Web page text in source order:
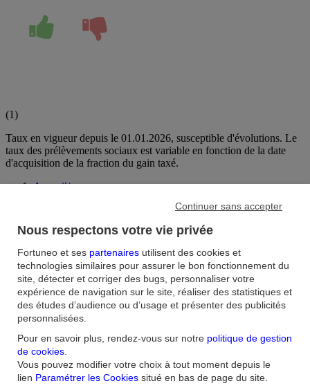
(1)
Taux en vigueur depuis le 01.01.2026, susceptible d'évolutions. Le
taux des prélèvements sociaux est variable en fonction de la date
d'acquisition de la fraction du gain taxé.
Accueil/
Quelle fiscalité en cas de retrait sur un PEA après 5 ans ?
Aide et contact
FAQNous contacter / RéclamationsFormulaires Accessibilité : non
conformeSécuritéPlan du site
Qui sommes-nous ?
engagements RSERecrutementEspace Presse
Nous respectons votre vie privée
Fortuneo et ses partenaires utilisent des cookies et
technologies similaires pour assurer le bon fonctionnement du
site, détecter et corriger des bugs, personnaliser votre
expérience de navigation sur le site, réaliser des statistiques et
des études d’audience ou d’usage et présenter des publicités
personnalisées.
Pour en savoir plus, rendez-vous sur notre politique de gestion
de cookies.
Vous pouvez modifier votre choix à tout moment depuis le
lien Paramétrer les Cookies situé en bas de page du site.
Continuer sans accepter